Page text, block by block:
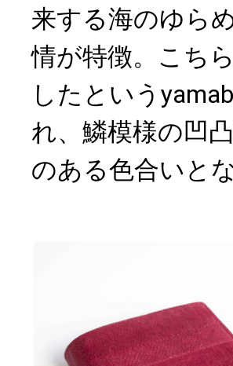
来する海のゆら
情が特徴。こち
したという
れ、鱗模様の凹
のある色合いと